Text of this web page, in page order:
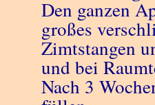
Den ganzen
großes
Zimtstangen
und bei
Nach 3